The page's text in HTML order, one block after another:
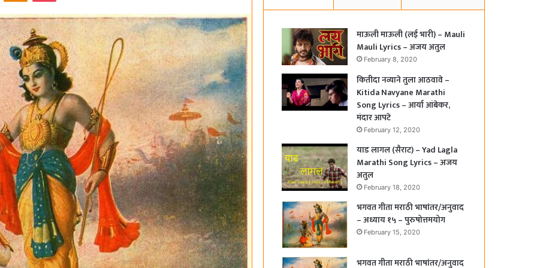
माऊली माऊली (लई भारी) – Mauli
Mauli Lyrics – अजय अतुल
February 8, 2020
कितीदा नव्याने तुला आठवावे –
Kitida Navyane Marathi
Song Lyrics – आर्या आंबेकर,
मंदार आपटे
February 12, 2020
याड लागल (सैराट) – Yad Lagla
Marathi Song Lyrics – अजय
अतुल
February 18, 2020
भगवत गीता मराठी भाषांतर/अनुवाद
– अध्याय १५ – पुरुषोत्तमयोग
February 15, 2020
भगवत गीता मराठी भाषांतर/अनुवाद